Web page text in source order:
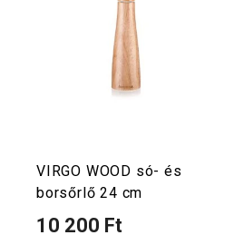
VIRGO WOOD só- és
borsőrlő 24 cm
10 200 Ft